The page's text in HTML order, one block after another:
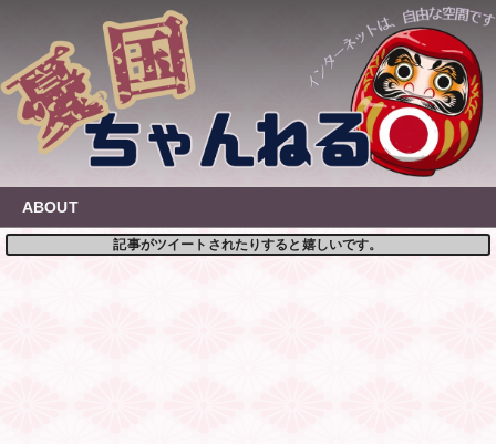
content
ABOUT
記事がツイートされたりすると嬉しいです。